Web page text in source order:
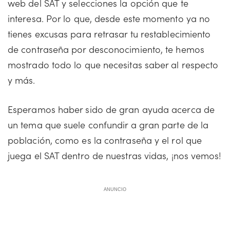
web del SAT y selecciones la opción que te
interesa. Por lo que, desde este momento ya no
tienes excusas para retrasar tu restablecimiento
de contraseña por desconocimiento, te hemos
mostrado todo lo que necesitas saber al respecto
y más.
Esperamos haber sido de gran ayuda acerca de
un tema que suele confundir a gran parte de la
población, como es la contraseña y el rol que
juega el SAT dentro de nuestras vidas, ¡nos vemos!
ANUNCIO